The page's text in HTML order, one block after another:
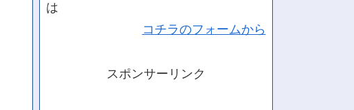
は
コチラのフォームから
スポンサーリンク